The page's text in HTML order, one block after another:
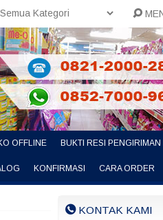
OFFLINE BUKTI RESI PENGIRIMAN
KONFIRMASI CARA ORDER
KONTAK KAMI